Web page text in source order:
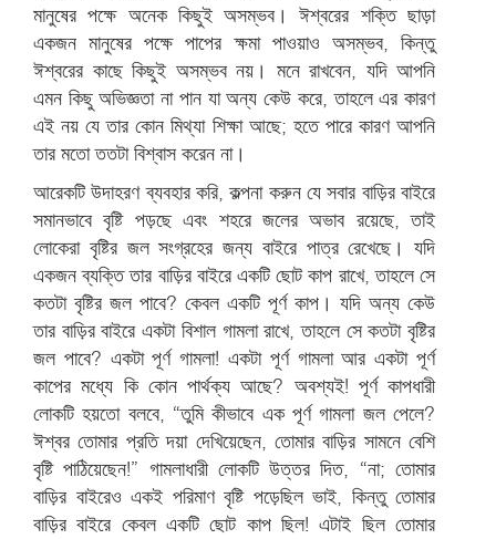
মানুষের পক্ষে অনেক কিছুই অসম্ভব। ঈশ্বরের শক্তি ছাড়া
একজন মানুষের পক্ষে পাপের ক্ষমা পাওয়াও অসম্ভব, কিন্তু
ঈশ্বরের কাছে কিছুই অসম্ভব নয়। মনে রাখবেন, যদি আপনি
এমন কিছু অভিজ্ঞতা না পান যা অন্য কেউ করে, তাহলে এর কারণ
এই নয় যে তার কোন মিথ্যা শিক্ষা আছে; হতে পারে কারণ আপনি
তার মতো ততটা বিশ্বাস করেন না।
আরেকটি উদাহরণ ব্যবহার করি, কল্পনা করুন যে সবার বাড়ির বাইরে
সমানভাবে বৃষ্টি পড়ছে এবং শহরে জলের অভাব রয়েছে, তাই
লোকেরা বৃষ্টির জল সংগ্রহের জন্য বাইরে পাত্র রেখেছে। যদি
একজন ব্যক্তি তার বাড়ির বাইরে একটি ছোট কাপ রাখে, তাহলে সে
কতটা বৃষ্টির জল পাবে? কেবল একটি পূর্ণ কাপ। যদি অন্য কেউ
তার বাড়ির বাইরে একটা বিশাল গামলা রাখে, তাহলে সে কতটা বৃষ্টির
জল পাবে? একটা পূর্ণ গামলা! একটা পূর্ণ গামলা আর একটা পূর্ণ
কাপের মধ্যে কি কোন পার্থক্য আছে? অবশ্যই! পূর্ণ কাপধারী
লোকটি হয়তো বলবে, “তুমি কীভাবে এক পূর্ণ গামলা জল পেলে?
ঈশ্বর তোমার প্রতি দয়া দেখিয়েছেন, তোমার বাড়ির সামনে বেশি
বৃষ্টি পাঠিয়েছেন!” গামলাধারী লোকটি উত্তর দিত, “না; তোমার
বাড়ির বাইরেও একই পরিমাণ বৃষ্টি পড়েছিল ভাই, কিন্তু তোমার
বাড়ির বাইরে কেবল একটি ছোট কাপ ছিল! এটাই ছিল তোমার